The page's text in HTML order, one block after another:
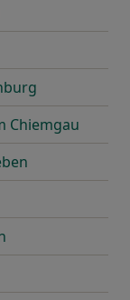
Chiemgau